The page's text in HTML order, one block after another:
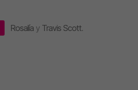
Rosalía y Travis Scott.